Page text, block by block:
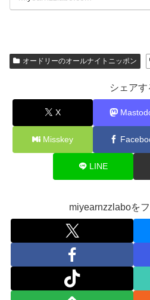
オードリーのオールナイトニッポン
シェアす
X
Misskey
LINE
miyearnzzlaboを